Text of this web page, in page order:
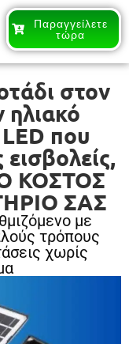
Παραγγείλετε
τώρα
στον
ηλιακό
που
ΚΟΣΤΟΣ
ΣΑΣ
με
τρόπους
χωρίς